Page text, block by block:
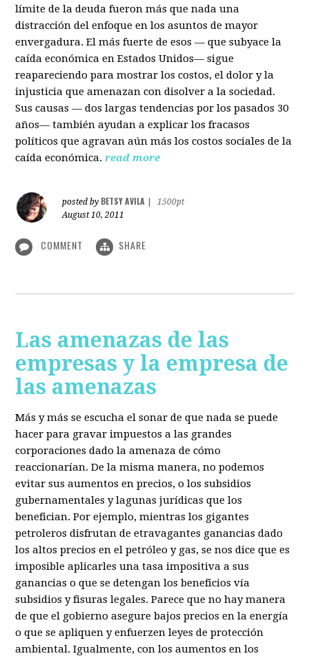
límite de la deuda fueron más que nada una
distracción del enfoque en los asuntos de mayor
envergadura. El más fuerte de esos — que subyace la
caída económica en Estados Unidos— sigue
reapareciendo para mostrar los costos, el dolor y la
injusticia que amenazan con disolver a la sociedad.
Sus causas — dos largas tendencias por los pasados 30
años— también ayudan a explicar los fracasos
políticos que agravan aún más los costos sociales de la
caída económica. read more
posted by BETSY AVILA
1500pt
August 10, 2011
COMMENT SHARE
Las amenazas de las
empresas y la empresa de
las amenazas
Más y más se escucha el sonar de que nada se puede
hacer para gravar impuestos a las grandes
corporaciones dado la amenaza de cómo
reaccionarían. De la misma manera, no podemos
evitar sus aumentos en precios, o los subsidios
gubernamentales y lagunas jurídicas que los
benefician. Por ejemplo, mientras los gigantes
petroleros disfrutan de etravagantes ganancias dado
los altos precios en el petróleo y gas, se nos dice que es
imposible aplicarles una tasa impositiva a sus
ganancias o que se detengan los beneficios vía
subsidios y fisuras legales. Parece que no hay manera
de que el gobierno asegure bajos precios en la energía
o que se apliquen y enfuerzen leyes de protección
ambiental. Igualmente, con los aumentos en los